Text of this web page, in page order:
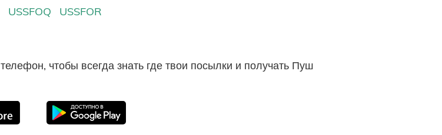
USSFOQ
USSFOR
телефон, чтобы всегда знать где твои посылки и получать Пуш